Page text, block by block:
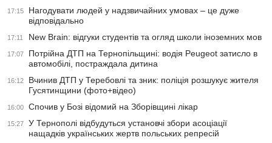
17:15
Нагодувати людей у надзвичайних умовах – це дуже
відповідально
17:11 New Brain: відгуки студентів та огляд школи іноземних мов
17:07
Потрійна ДТП на Тернопільщині: водія Peugeot затисло в
автомобілі, постраждала дитина
16:12
Вчинив ДТП у Теребовлі та зник: поліція розшукує жителя
Гусятинщини (фото+відео)
16:00 Спочив у Бозі відомий на Зборівщині лікар
15:27
У Тернополі відбудуться установчі збори асоціації
нащадків українських жертв польських репресій